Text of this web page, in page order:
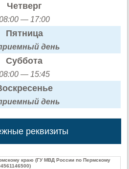
Четверг
— 17:00
Пятница
день
Суббота
— 15:45
день
реквизиты
краю (ГУ МВД России по Пермскому